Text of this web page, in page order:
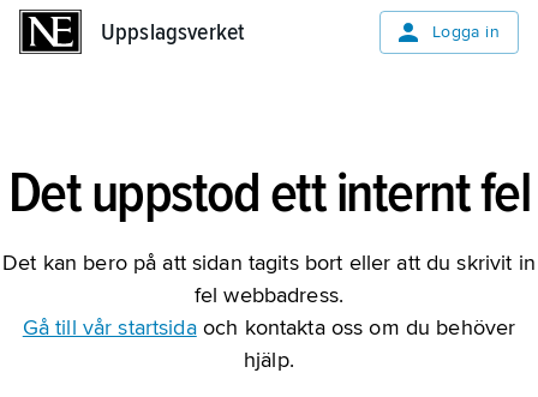
Uppslagsverket Logga in
Det uppstod ett internt fel
Det kan bero på att sidan tagits bort eller att du skrivit in
fel webbadress.
Gå till vår startsidaoch kontakta oss om du behöver
hjälp.